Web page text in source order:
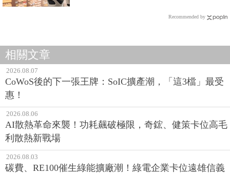
Recommended by
相關文章
2026.08.07
CoWoS後的下一張王牌：SoIC擴產潮，「這3檔」最受
惠！
2026.08.06
AI散熱革命來襲！功耗飆破極限，奇鋐、健策卡位高毛
利散熱新戰場
2026.08.03
碳費、RE100催生綠能擴廠潮！綠電企業卡位遠雄信義